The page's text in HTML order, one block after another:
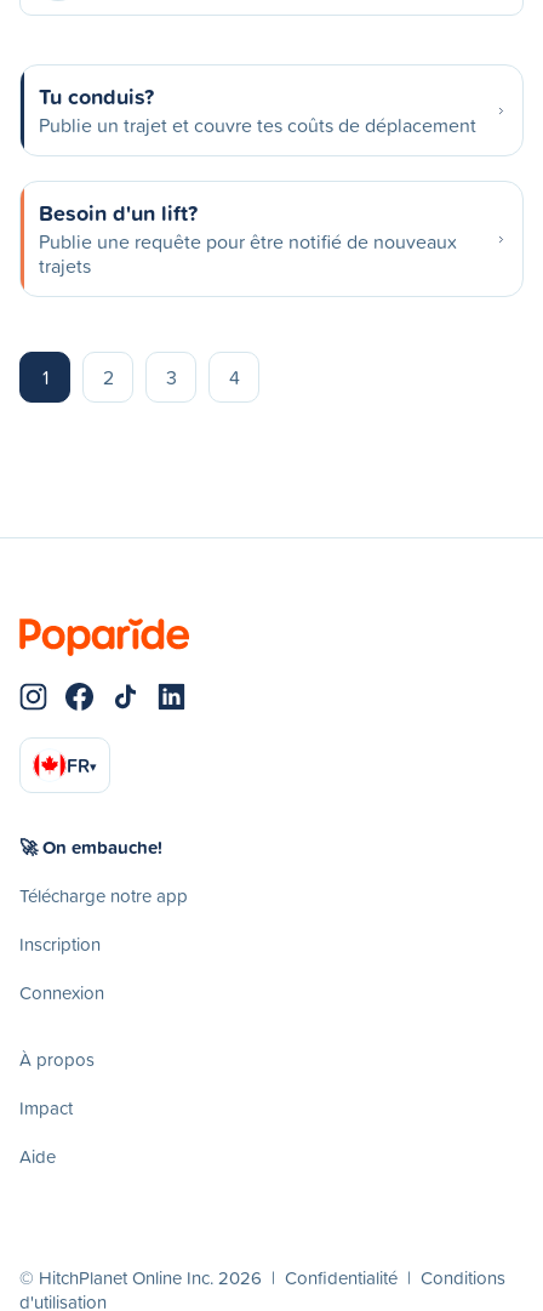
Tu conduis?
Publie un trajet et couvre tes coûts de déplacement
Besoin d'un lift?
Publie une requête pour être notifié de nouveaux
trajets
1 2 3 4
FR▾
🚀 On embauche!
Télécharge notre app
Inscription
Connexion
À propos
Impact
Aide
© HitchPlanet Online Inc. 2026 | Confidentialité | Conditions
d'utilisation